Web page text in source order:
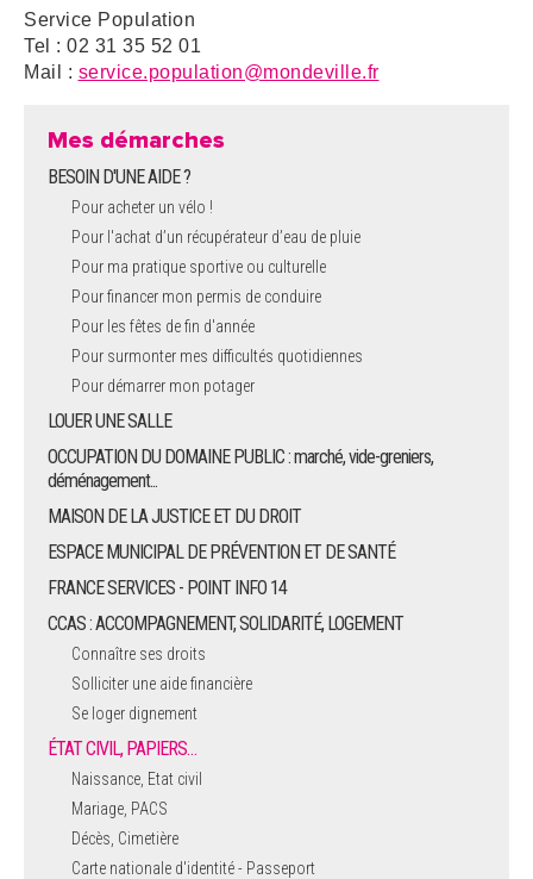
Service Population
Tel : 02 31 35 52 01
Mail : service.population@mondeville.fr
Mes démarches
BESOIN D'UNE AIDE ?
Pour acheter un vélo !
Pour l'achat d’un récupérateur d’eau de pluie
Pour ma pratique sportive ou culturelle
Pour financer mon permis de conduire
Pour les fêtes de fin d'année
Pour surmonter mes difficultés quotidiennes
Pour démarrer mon potager
LOUER UNE SALLE
OCCUPATION DU DOMAINE PUBLIC : marché, vide-greniers,
déménagement...
MAISON DE LA JUSTICE ET DU DROIT
ESPACE MUNICIPAL DE PRÉVENTION ET DE SANTÉ
FRANCE SERVICES - POINT INFO 14
CCAS : ACCOMPAGNEMENT, SOLIDARITÉ, LOGEMENT
Connaître ses droits
Solliciter une aide financière
Se loger dignement
ÉTAT CIVIL, PAPIERS…
Naissance, Etat civil
Mariage, PACS
Décès, Cimetière
Carte nationale d'identité - Passeport